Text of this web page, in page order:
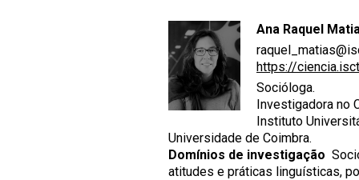
Ana Raquel
https://
Socióloga.
Investigadora no
Instituto
Universidade de Coimbra.
Domínios de investigação
atitudes e práticas linguísticas,